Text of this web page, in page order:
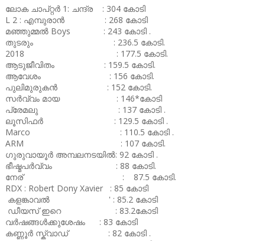
ലോക ചാപ്റ്റർ 1: ചന്ദ്ര : 304 കോടി
L 2 : എമ്പുരാൻ : 268 കോടി
മഞ്ഞുമ്മൽ Boys : 243 കോടി .
തുടരും : 236.5 കോടി.
2018 : 177.5 കോടി.
ആടുജീവിതം : 159.5 കോടി.
ആവേശം : 156 കോടി.
പുലിമുരുകൻ : 152 കോടി.
സർവ്വം മായ : 146*കോടി
പ്രേമലു : 137 കോടി .
ലൂസിഫർ : 129.5 കോടി .
Marco : 110.5 കോടി .
ARM : 107 കോടി.
ഗുരുവായൂർ അമ്പലനടയിൽ: 92 കോടി .
ഭീഷ്മപർവ്വം : 88 കോടി.
നേര് : 87.5 കോടി.
RDX : Robert Dony Xavier : 85 കോടി
കളങ്കാവൽ ' : 85.2 കോടി
ഡീയസ് ഇറെ : 83.2കോടി
വർഷങ്ങൾക്കുശേഷം : 83 കോടി
കണ്ണൂർ സ്ക്വാഡ് : 82 കോടി .